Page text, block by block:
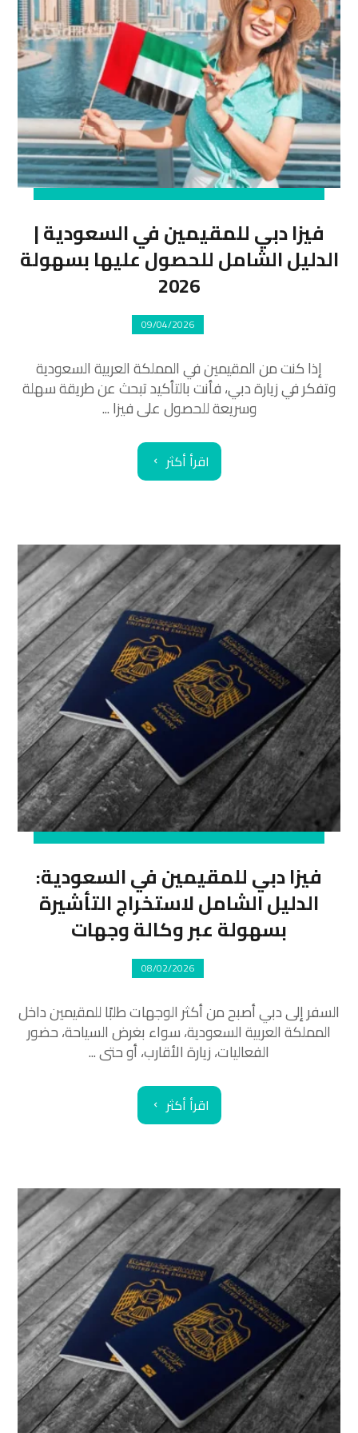
فيزا دبي للمقيمين في السعودية |
الدليل الشامل للحصول عليها بسهولة
2026
09/04/2026
إذا كنت من المقيمين في المملكة العربية السعودية
وتفكر في زيارة دبي، فأنت بالتأكيد تبحث عن طريقة سهلة
وسريعة للحصول على فيزا ...
اقرأ أكثر
فيزا دبي للمقيمين في السعودية:
الدليل الشامل لاستخراج التأشيرة
بسهولة عبر وكالة وجهات
08/02/2026
السفر إلى دبي أصبح من أكثر الوجهات طلبًا للمقيمين داخل
المملكة العربية السعودية، سواء بغرض السياحة، حضور
الفعاليات، زيارة الأقارب، أو حتى ...
اقرأ أكثر